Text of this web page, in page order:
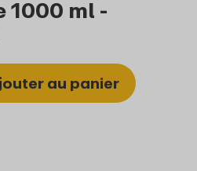
ml -
au panier